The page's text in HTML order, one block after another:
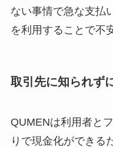
ない事情で急な支払
を利用することで不
取引先に知られず
QUMENは利用者と
りで現金化ができる